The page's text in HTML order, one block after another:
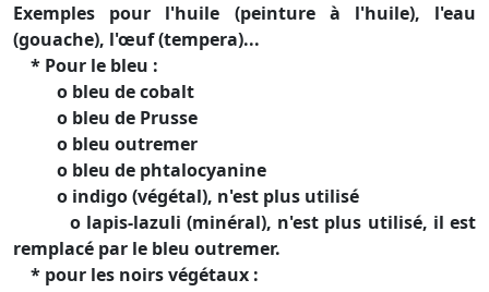
Exemples pour l'huile (peinture à l'huile), l'eau
(gouache), l'œuf (tempera)...
* Pour le bleu :
o bleu de cobalt
o bleu de Prusse
o bleu outremer
o bleu de phtalocyanine
o indigo (végétal), n'est plus utilisé
o lapis-lazuli (minéral), n'est plus utilisé, il est
remplacé par le bleu outremer.
* pour les noirs végétaux :